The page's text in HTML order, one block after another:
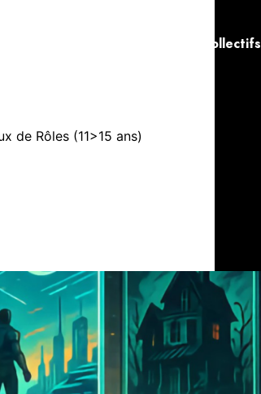
Les artistes et collectifs
de Rôles (11>15 ans)